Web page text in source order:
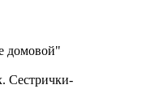
домовой"
Сестрички-